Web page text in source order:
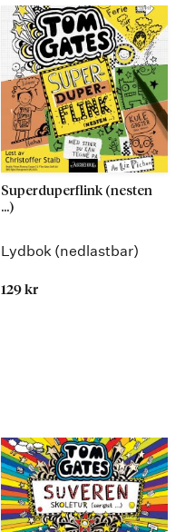
Superduperflink (nesten
...)
Lydbok (nedlastbar)
129 kr